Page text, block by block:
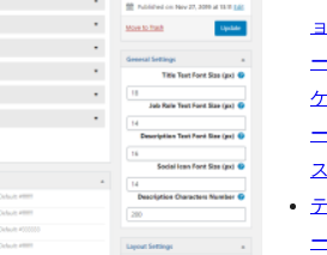
ョ
ー
ケ
ー
ス
テ
ー